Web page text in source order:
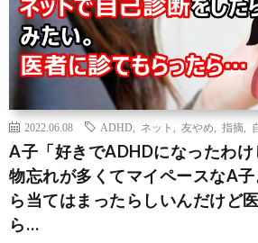
2022.06.08 ADHD ネット 友やめ 指摘
A子「好きでADHDになったわけ
物忘れが多くてマイペースなA
ら当てはまったらしいんだけど
ら…